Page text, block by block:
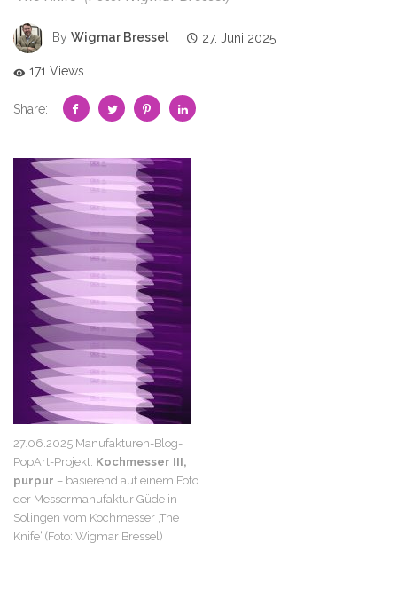
By Wigmar Bressel 27. Juni 2025
171 Views
Share:
27.06.2025 Manufakturen-Blog-
PopArt-Projekt: Kochmesser III,
purpur – basierend auf einem Foto
der Messermanufaktur Güde in
Solingen vom Kochmesser ‚The
Knife‘ (Foto: Wigmar Bressel)